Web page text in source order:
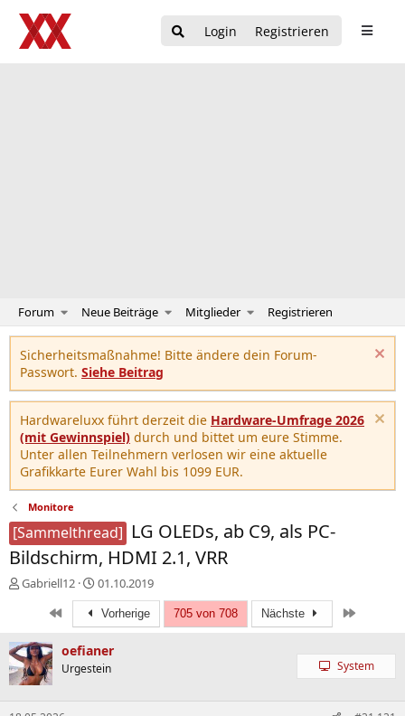
Login Registrieren
Forum Neue Beiträge Mitglieder Registrieren
Sicherheitsmaßnahme! Bitte ändere dein Forum-
Passwort. Siehe Beitrag
Hardwareluxx führt derzeit die Hardware-Umfrage 2026
(mit Gewinnspiel) durch und bittet um eure Stimme.
Unter allen Teilnehmern verlosen wir eine aktuelle
Grafikkarte Eurer Wahl bis 1099 EUR.
Monitore
[Sammelthread] LG OLEDs, ab C9, als PC-
Bildschirm, HDMI 2.1, VRR
E
e
l
l
r
Gabriell12
E
r
s
t
e
l
01.10.2019
Erste Vorherige 705 von 708 Nächste
oefianer
Urgestein System